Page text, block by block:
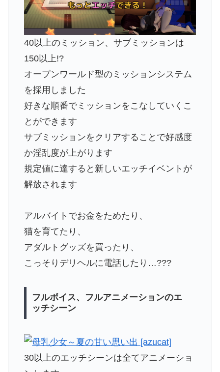
40以上のミッション、サブミッションは
150以上!?
オープンワールド型のミッションシステム
を採用しました
好きな順番でミッションをこなしていくこ
とができます
サブミッションをクリアすることで好感度
か淫乱度が上がります
規定値に達すると新しいエッチイベントが
解放されます
アルバイトでお金をためたり、
猫を育てたり、
アダルトグッズを買ったり、
こっそりデリヘルに電話したり…???
フルボイス、フルアニメーションのエ
ッチシーン
30以上のエッチシーンは全てアニメーショ